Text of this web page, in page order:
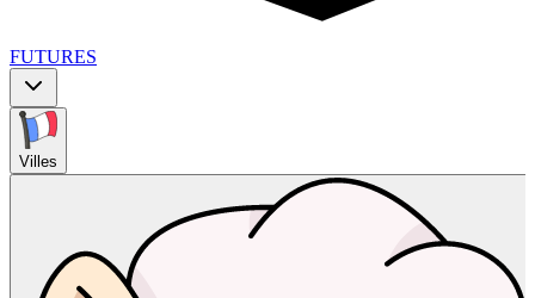
FUTURES
Villes